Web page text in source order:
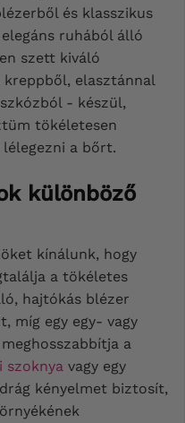
és klasszikus
ruhából álló
szett kiváló
elasztánnal
- készül,
tökéletesen
a bőrt.
különböző
kínálunk, hogy
a tökéletes
hajtókás blézer
míg egy egy- vagy
a
szoknya vagy egy
kényelmet biztosít,